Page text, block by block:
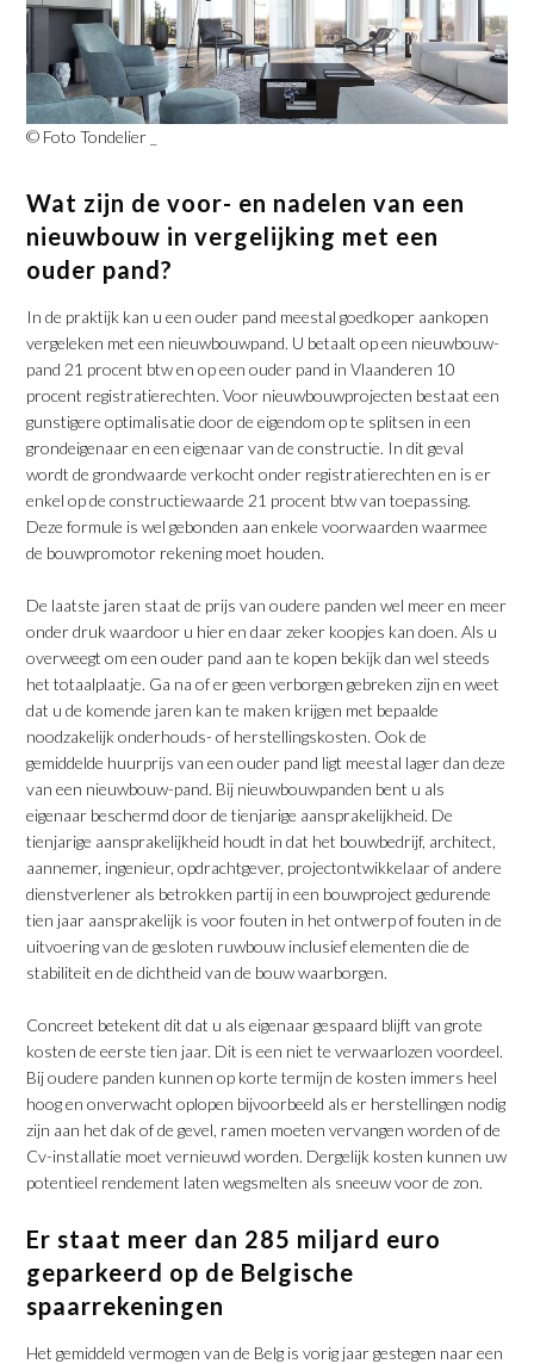
© Foto Tondelier _
Wat zijn de voor- en nadelen van een
nieuwbouw in vergelijking met een
ouder pand?
In de praktijk kan u een ouder pand meestal goedkoper aankopen
vergeleken met een nieuwbouwpand. U betaalt op een nieuwbouw-
pand 21 procent btw en op een ouder pand in Vlaanderen 10
procent registratierechten. Voor nieuwbouwprojecten bestaat een
gunstigere optimalisatie door de eigendom op te splitsen in een
grondeigenaar en een eigenaar van de constructie. In dit geval
wordt de grondwaarde verkocht onder registratierechten en is er
enkel op de constructiewaarde 21 procent btw van toepassing.
Deze formule is wel gebonden aan enkele voorwaarden waarmee
de bouwpromotor rekening moet houden.
De laatste jaren staat de prijs van oudere panden wel meer en meer
onder druk waardoor u hier en daar zeker koopjes kan doen. Als u
overweegt om een ouder pand aan te kopen bekijk dan wel steeds
het totaalplaatje. Ga na of er geen verborgen gebreken zijn en weet
dat u de komende jaren kan te maken krijgen met bepaalde
noodzakelijk onderhouds- of herstellingskosten. Ook de
gemiddelde huurprijs van een ouder pand ligt meestal lager dan deze
van een nieuwbouw-pand. Bij nieuwbouwpanden bent u als
eigenaar beschermd door de tienjarige aansprakelijkheid. De
tienjarige aansprakelijkheid houdt in dat het bouwbedrijf, architect,
aannemer, ingenieur, opdrachtgever, projectontwikkelaar of andere
dienstverlener als betrokken partij in een bouwproject gedurende
tien jaar aansprakelijk is voor fouten in het ontwerp of fouten in de
uitvoering van de gesloten ruwbouw inclusief elementen die de
stabiliteit en de dichtheid van de bouw waarborgen.
Concreet betekent dit dat u als eigenaar gespaard blijft van grote
kosten de eerste tien jaar. Dit is een niet te verwaarlozen voordeel.
Bij oudere panden kunnen op korte termijn de kosten immers heel
hoog en onverwacht oplopen bijvoorbeeld als er herstellingen nodig
zijn aan het dak of de gevel, ramen moeten vervangen worden of de
Cv-installatie moet vernieuwd worden. Dergelijk kosten kunnen uw
potentieel rendement laten wegsmelten als sneeuw voor de zon.
Er staat meer dan 285 miljard euro
geparkeerd op de Belgische
spaarrekeningen
Het gemiddeld vermogen van de Belg is vorig jaar gestegen naar een